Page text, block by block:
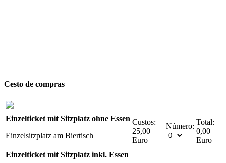
Cesto de compras
Einzelticket mit Sitzplatz ohne Essen
Einzelsitzplatz am Biertisch
Custos:
25,00
Euro
Número:
0,00
Euro
Einzelticket mit Sitzplatz inkl. Essen